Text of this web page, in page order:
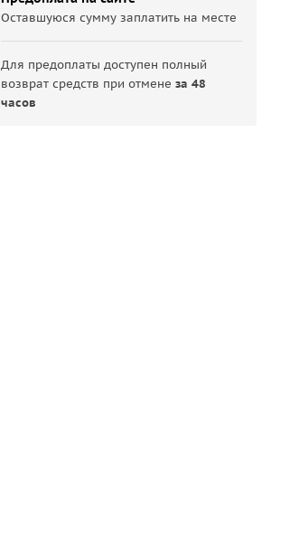
Оставшуюся сумму заплатить на месте
Для предоплаты доступен полный
возврат средств при отменеза 48
часов